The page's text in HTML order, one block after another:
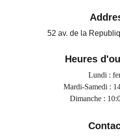
52 av. de la
Heures
Lundi :
Mardi-Samedi :
Dimanche :